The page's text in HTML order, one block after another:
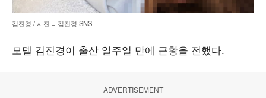
김진경 / 사진 = 김진경 SNS
모델 김진경이 출산 일주일 만에 근황을 전했다.
ADVERTISEMENT